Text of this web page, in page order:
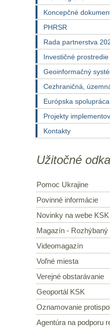
Koncepčné
PHRSR
Rada partnerstva
Investičné prostredie
Geoinformačný
Cezhraničná,
Európska spolupráca
Projekty
Kontakty
Užitočné
Pomoc Ukrajine
Povinné informácie
Novinky na webe KSK
Magazín - Rozhýbaný
Videomagazín
Voľné miesta
Verejné obstarávanie
Geoportál KSK
Oznamovanie
Agentúra na podporu